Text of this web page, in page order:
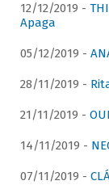
12/12/2019 -
Apaga
05/12/2019 -
28/11/2019 -
21/11/2019 -
14/11/2019 -
07/11/2019 -